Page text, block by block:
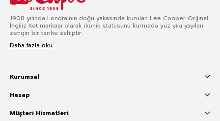
1908 yılında Londra’nın doğu yakasında kurulan Lee Cooper Orijinal
İngiliz Kot markası olarak ikonik statüsünü kurmada yüz yıla yayılan
zengin bir tarihe sahiptir.
Daha fazla oku
Kurumsal
Hesap
Müşteri Hizmetleri